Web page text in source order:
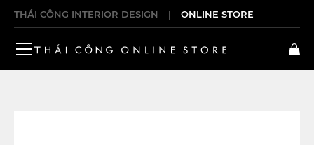
THÁI CÔNG INTERIOR DESIGN | ONLINE STORE